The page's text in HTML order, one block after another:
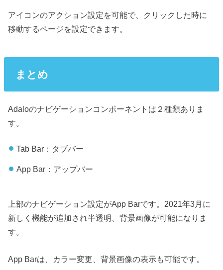
アイコンのアクション設定を可能で、クリックした時に
移動するページを設定できます。
まとめ
Adaloのナビゲーションコンポーネントは２種類ありま
す。
Tab Bar：タブバー
App Bar：アップバー
上部のナビゲーション設定がApp Barです。2021年3月に
新しく機能が追加され半透明、背景画像が可能になりま
す。
App Barは、カラー変更、背景画像の表示も可能です。